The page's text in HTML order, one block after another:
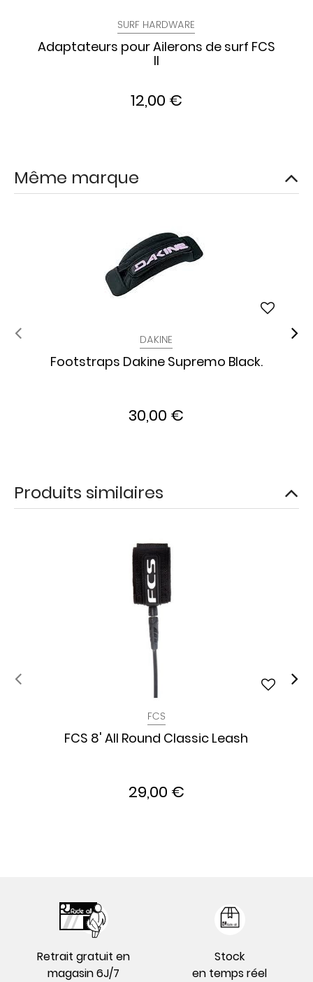
SURF HARDWARE
Adaptateurs pour Ailerons de surf FCS
II
12,00 €
Même marque
DAKINE
Footstraps Dakine Supremo Black.
30,00 €
Produits similaires
FCS
FCS 8' All Round Classic Leash
29,00 €
Retrait gratuit en
magasin 6J/7
Stock
en temps réel